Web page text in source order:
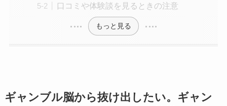
口コミや体験談を見るときの注意
もっと見る
ギャンブル脳から抜け出したい。ギャン